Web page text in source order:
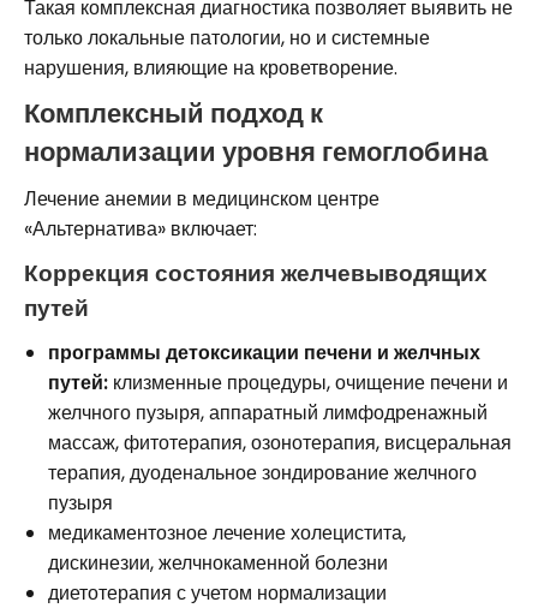
Такая комплексная диагностика позволяет выявить не
только локальные патологии, но и системные
нарушения, влияющие на кроветворение.
Комплексный подход к
нормализации уровня гемоглобина
Лечение анемии в медицинском центре
«Альтернатива» включает:
Коррекция состояния желчевыводящих
путей
программы детоксикации печени и желчных
путей: клизменные процедуры, очищение печени и
желчного пузыря, аппаратный лимфодренажный
массаж, фитотерапия, озонотерапия, висцеральная
терапия, дуоденальное зондирование желчного
пузыря
медикаментозное лечение холецистита,
дискинезии, желчнокаменной болезни
диетотерапия с учетом нормализации